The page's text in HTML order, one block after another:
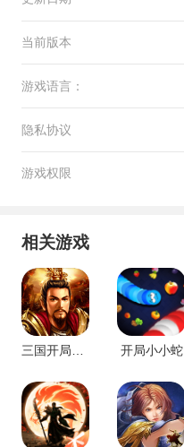
当前版本
游戏语言：
隐私协议
游戏权限
相关游戏
三国开局十万虎贲军官方版 开局小小蛇